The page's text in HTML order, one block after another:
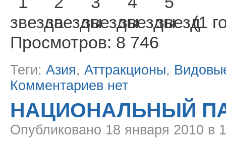
(1
Просмотров: 8 746
Теги: Азия, Аттракционы,
Комментариев нет
НАЦИОНАЛЬНЫЙ
Опубликовано 18 января 2010 в